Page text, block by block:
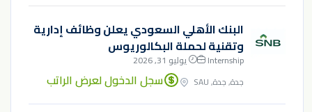
البنك الأهلي السعودي يعلن وظائف إدارية
وتقنية لحملة البكالوريوس
Internship
يوليو 31, 2026
جدة, جدة, SAU
سجل الدخول لعرض الراتب